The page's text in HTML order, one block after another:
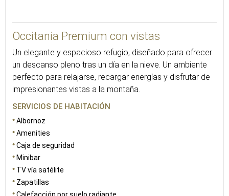
Occitania Premium con vistas
Un elegante y espacioso refugio, diseñado para ofrecer
un descanso pleno tras un día en la nieve. Un ambiente
perfecto para relajarse, recargar energías y disfrutar de
impresionantes vistas a la montaña.
SERVICIOS DE HABITACIÓN
Albornoz
Amenities
Caja de seguridad
Minibar
TV vía satélite
Zapatillas